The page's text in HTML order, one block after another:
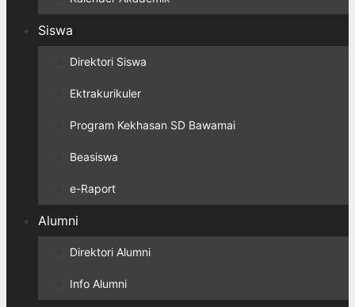
Siswa
Direktori Siswa
Ektrakurikuler
Program Kekhasan SD Bawamai
Beasiswa
e-Raport
Alumni
Direktori Alumni
Info Alumni